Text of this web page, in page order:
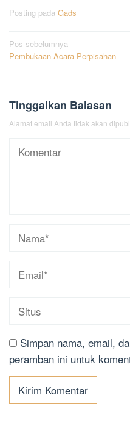
Posting pada Gads
Navigasi
pos
Pos sebelumnya
Pembukaan Acara Perpisahan
Tinggalkan Balasan
Alamat email Anda tidak akan
Simpan nama, email,
peramban ini untuk